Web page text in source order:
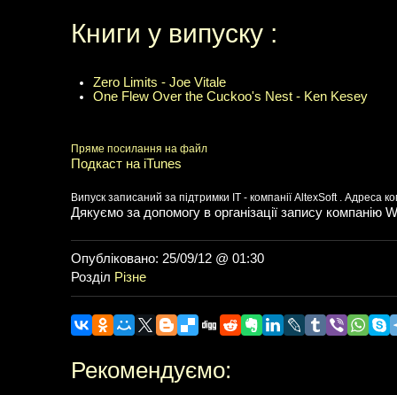
Книги у випуску :
Zero Limits - Joe Vitale
One Flew Over the Cuckoo's Nest - Ken Kesey
Пряме посилання на файл
Подкаст на iTunes
Випуск записаний за підтримки IT - компанії AltexSoft . Адреса
Дякуємо за допомогу в організації запису компанію
Опубліковано: 25/09/12 @ 01:30
Розділ Різне
Рекомендуємо: